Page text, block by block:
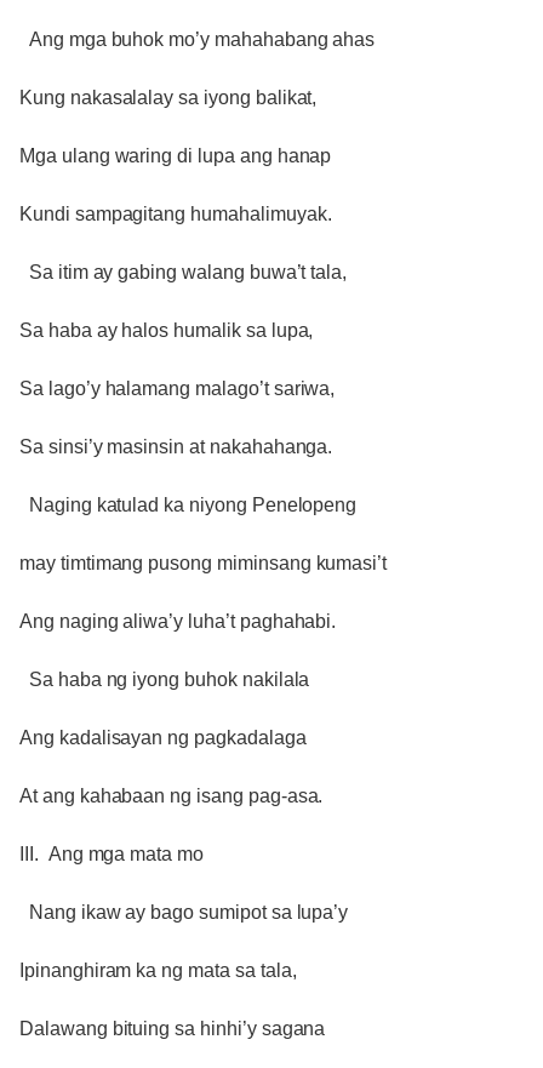
Ang mga buhok mo’y mahahabang ahas
Kung nakasalalay sa iyong balikat,
Mga ulang waring di lupa ang hanap
Kundi sampagitang humahalimuyak.
Sa itim ay gabing walang buwa’t tala,
Sa haba ay halos humalik sa lupa,
Sa lago’y halamang malago’t sariwa,
Sa sinsi’y masinsin at nakahahanga.
Naging katulad ka niyong Penelopeng
may timtimang pusong miminsang kumasi’t
Ang naging aliwa’y luha’t paghahabi.
Sa haba ng iyong buhok nakilala
Ang kadalisayan ng pagkadalaga
At ang kahabaan ng isang pag-asa.
III. Ang mga mata mo
Nang ikaw ay bago sumipot sa lupa’y
Ipinanghiram ka ng mata sa tala,
Dalawang bituing sa hinhi’y sagana